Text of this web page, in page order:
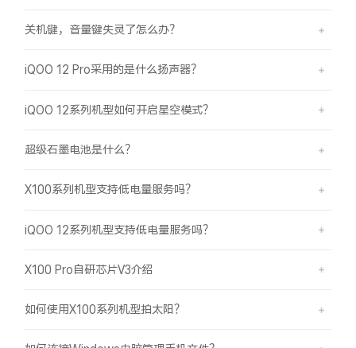
关机键，音量键失灵了怎么办？
iQOO 12 Pro采用的是什么扬声器？
iQOO 12系列机型如何开启星空模式？
超级石墨电池是什么？
X100系列机型支持低电量服务吗？
iQOO 12系列机型支持低电量服务吗？
X100 Pro自研芯片V3介绍
如何使用X100系列机型拍太阳？